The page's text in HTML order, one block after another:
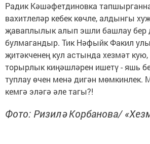
Радик Кәшәфетдиновка
вахитлеләр кебек көчле, алдынгы
җаваплылык алып эшли башлау бер
булмагандыр. Тик Нәфыйк Факил
җитәкченең кул астында хезмәт
торырлык киңәшләрен ишетү - яшь
туплау өчен менә дигән мөмкинлек.
кемгә эләгә әле тагы?!
Фото: Ризилә Корбанова/